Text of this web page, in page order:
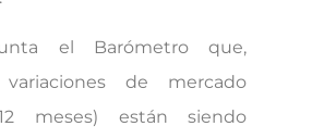
el Barómetro que,
de mercado
meses) están siendo